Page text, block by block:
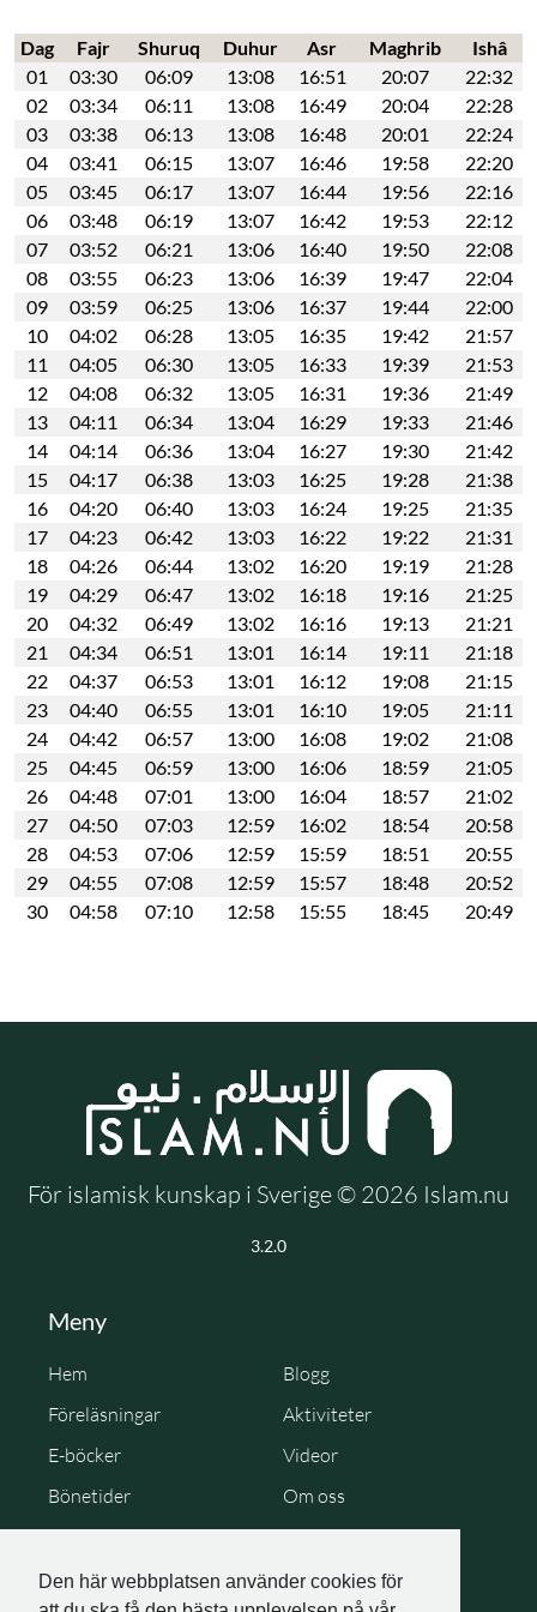
Den här webbplatsen använder cookies för
Dag Fajr Shuruq Duhur Asr Maghrib
Ishâ
01
03:30 06:09 13:08 16:51 20:07
22:32
02
03:34 06:11 13:08 16:49 20:04
22:28
03
03:38 06:13 13:08 16:48 20:01
22:24
04
03:41 06:15 13:07 16:46 19:58
22:20
05
03:45 06:17 13:07 16:44 19:56
22:16
06
03:48 06:19 13:07 16:42 19:53
22:12
07
03:52 06:21 13:06 16:40 19:50
22:08
08
03:55 06:23 13:06 16:39 19:47
22:04
09
03:59 06:25 13:06 16:37 19:44
22:00
10
04:02 06:28 13:05 16:35 19:42
21:57
11
04:05 06:30 13:05 16:33 19:39
21:53
12
04:08 06:32 13:05 16:31 19:36
21:49
13
04:11 06:34 13:04 16:29 19:33
21:46
14
04:14 06:36 13:04 16:27 19:30
21:42
15
04:17 06:38 13:03 16:25 19:28
21:38
16
04:20 06:40 13:03 16:24 19:25
21:35
17
04:23 06:42 13:03 16:22 19:22
21:31
18
04:26 06:44 13:02 16:20 19:19
21:28
19
04:29 06:47 13:02 16:18 19:16
21:25
20
04:32 06:49 13:02 16:16 19:13
21:21
21
04:34 06:51 13:01 16:14 19:11
21:18
22
04:37 06:53 13:01 16:12 19:08
21:15
23
04:40 06:55 13:01 16:10 19:05
21:11
24
04:42 06:57 13:00 16:08 19:02
21:08
25
04:45 06:59 13:00 16:06 18:59
21:05
26
04:48 07:01 13:00 16:04 18:57
21:02
27
04:50 07:03 12:59 16:02 18:54
20:58
28
04:53 07:06 12:59 15:59 18:51
20:55
29
04:55 07:08 12:59 15:57 18:48
20:52
30
04:58 07:10 12:58 15:55 18:45 20:49
För islamisk kunskap i Sverige © 2026 Islam.nu
3.2.0
Meny
Hem
Blogg
Föreläsningar
Aktiviteter
E-böcker
Videor
Bönetider
Om oss
Cookie Policy
Personuppgiftspolicy